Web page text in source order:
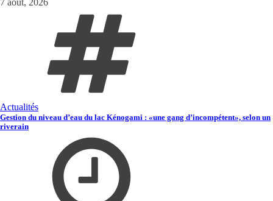
Actualités
Gestion du niveau d’eau du lac Kénogami : «une gang d’incompétent», selon un
riverain